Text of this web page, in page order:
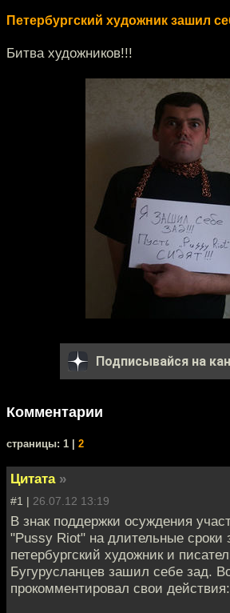
Петербургский художник зашил
Битва художников!!!
Подписывайся на
Комментарии
cтраницы: 1 | 2
Цитата »
#1 | 26.07.12 13:19
В знак поддержки осуждения
"Pussy Riot" на длительные сроки
петербургский художник и
Бугурусланцев зашил себе зад.
прокомментировал свои действия: